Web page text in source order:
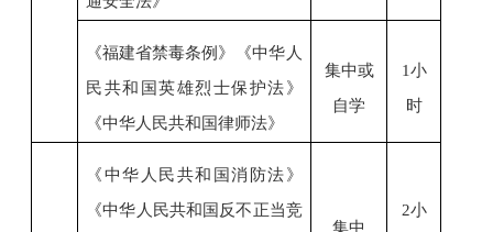
《福建省禁毒条例》
《中华人
民共和国英雄烈士保护法》
《中华人民共和国律师法》
集中或
自学
1小
时
《中华人民共和国消防法》
《中华人民共和国反不正当竞
集中
2小